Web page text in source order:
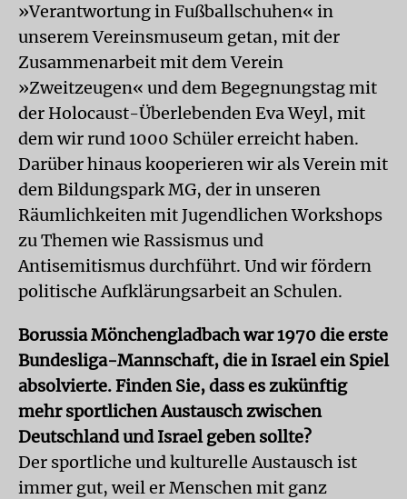
»Verantwortung in Fußballschuhen« in
unserem Vereinsmuseum getan, mit der
Zusammenarbeit mit dem Verein
»Zweitzeugen« und dem Begegnungstag mit
der Holocaust-Überlebenden Eva Weyl, mit
dem wir rund 1000 Schüler erreicht haben.
Darüber hinaus kooperieren wir als Verein mit
dem Bildungspark MG, der in unseren
Räumlichkeiten mit Jugendlichen Workshops
zu Themen wie Rassismus und
Antisemitismus durchführt. Und wir fördern
politische Aufklärungsarbeit an Schulen.
Borussia Mönchengladbach war 1970 die erste
Bundesliga-Mannschaft, die in Israel ein Spiel
absolvierte. Finden Sie, dass es zukünftig
mehr sportlichen Austausch zwischen
Deutschland und Israel geben sollte?
Der sportliche und kulturelle Austausch ist
immer gut, weil er Menschen mit ganz